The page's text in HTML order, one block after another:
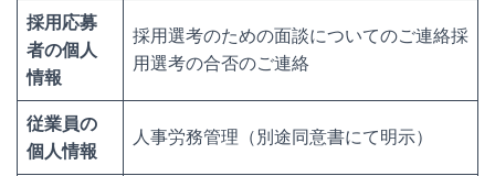
採用応募
者の個人
情報
採用選考のための面談についてのご連絡採
用選考の合否のご連絡
従業員の
個人情報
人事労務管理（別途同意書にて明示）